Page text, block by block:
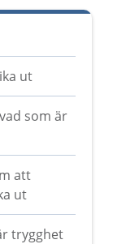
ut
som är
att
ut
trygghet